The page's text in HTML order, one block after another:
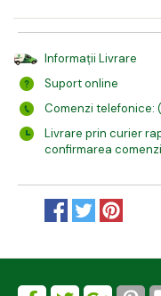
Informații Livrare
Suport online
Comenzi telefonice:
Livrare prin curier
confirmarea